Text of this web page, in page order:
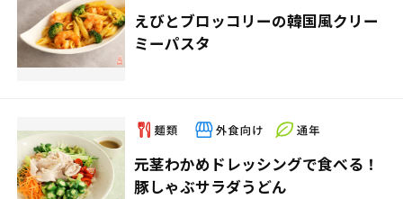
えびとブロッコリーの韓国風クリー
ミーパスタ
元茎わかめドレッシングで食べる！
豚しゃぶサラダうどん